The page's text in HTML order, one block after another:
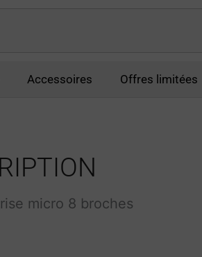
Accessoires Offres limitées
micro 8 broches